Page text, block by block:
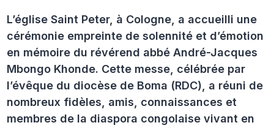
L’église Saint Peter, à Cologne, a accueilli une
cérémonie empreinte de solennité et d’émotion
en mémoire du révérend abbé André-Jacques
Mbongo Khonde. Cette messe, célébrée par
l’évêque du diocèse de Boma (RDC), a réuni de
nombreux fidèles, amis, connaissances et
membres de la diaspora congolaise vivant en